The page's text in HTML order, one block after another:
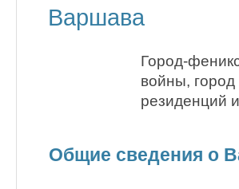
Варшава
Город-
войны,
резиденций
Общие сведения о